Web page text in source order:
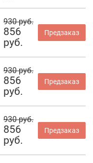
930 руб.
856
руб.
Предзаказ
930 руб.
856
руб.
Предзаказ
930 руб.
856
руб.
Предзаказ